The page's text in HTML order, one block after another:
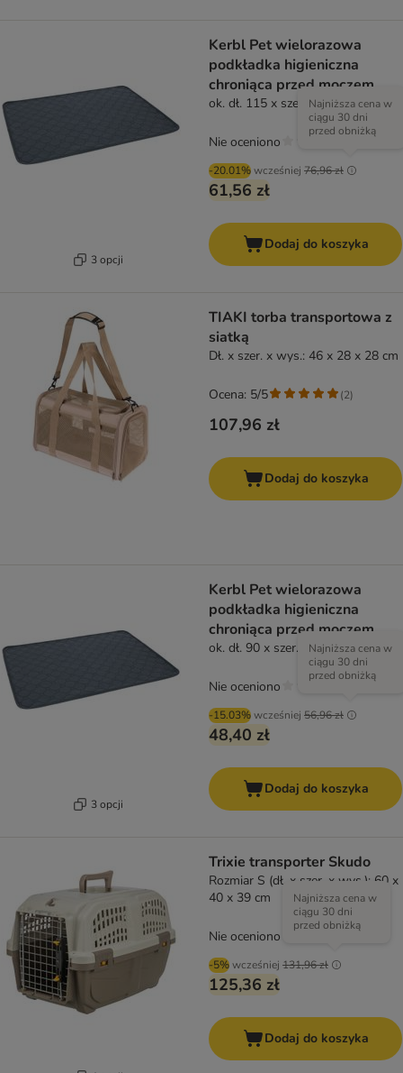
3 opcji
Kerbl Pet wielorazowa
podkładka higieniczna
chroniąca przed moczem,
szara
ok. dł. 115 x szer. 75 cm
-20.01%wcześniej 76,96 zł
Najniższa cena w
ciągu 30 dni
przed obniżką
61,56 zł
Nie oceniono
Dodaj do koszyka
TIAKI torba transportowa z
siatką
Dł. x szer. x wys.: 46 x 28 x 28 cm
107,96 zł
Ocena: 5/5 (2)
Dodaj do koszyka
3 opcji
Kerbl Pet wielorazowa
podkładka higieniczna
chroniąca przed moczem,
szara
ok. dł. 90 x szer. 60 cm
-15.03%wcześniej 56,96 zł
Najniższa cena w
ciągu 30 dni
przed obniżką
48,40 zł
Nie oceniono
Dodaj do koszyka
Trixie transporter Skudo
Rozmiar S (dł. x szer. x wys.): 60 x
40 x 39 cm
-5%wcześniej 131,96 zł
Najniższa cena w
ciągu 30 dni
przed obniżką
125,36 zł
Nie oceniono
Dodaj do koszyka